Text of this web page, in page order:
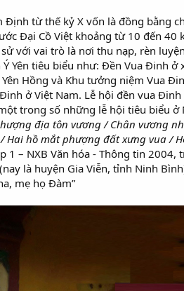
Định từ thế kỷ X vốn là đồng bằng
Đại Cồ Việt khoảng từ 10 đến
với vai trò là nơi thu nạp, rèn
Yên tiêu biểu như: Đền Vua Đinh
Hồng và Khu tưởng niệm Vua
ở Việt Nam. Lễ hội đền vua
trong số những lễ hội tiêu biểu
địa tôn vương / Chân vương
hồ mắt phượng đất xưng vua /
1 – NXB Văn hóa - Thông tin
là huyện Gia Viễn, tỉnh Ninh
mẹ họ Đàm”​